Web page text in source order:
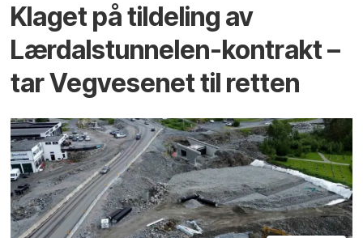
Klaget på tildeling av
Lærdalstunnelen-kontrakt –
tar Vegvesenet til retten